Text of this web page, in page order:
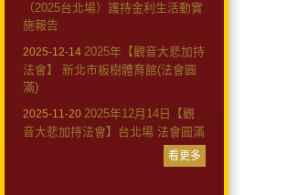
（2025台北場）護持金利生活動實
施報告
2025-12-14 2025年【觀音大悲加持
法會】 新北市板樹體育館(法會圓
滿)
2025-11-20 2025年12月14日【觀
音大悲加持法會】台北場 法會圓滿
看更多